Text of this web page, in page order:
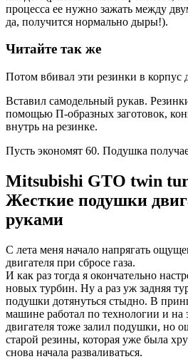
процесса ее нужно зажать между
да, получится нормально дыры!).
Читайте так же
Потом вбивал эти резинки в корпус
Вставил самодельный рукав.
помощью П-образных заготовок,
внутрь на резинке.
Пусть экономят 60. Подушка
Mitsubishi GTO twin
Жесткие подушки
руками
С лета меня начало напрягать
двигателя при сбросе газа.
И как раз тогда я окончательно
новых турбин. Ну а раз уж задняя
подушки дотянуться стыдно. В
машине работал по технологии и на
двигателя тоже залил подушки, но
старой резины, которая уже была
снова начала разваливаться.